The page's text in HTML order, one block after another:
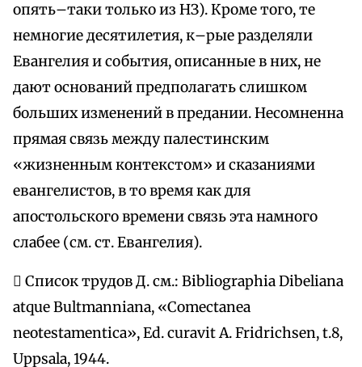
опять–таки только из НЗ). Кроме того, те
немногие десятилетия, к–рые разделяли
Евангелия и события, описанные в них, не
дают оснований предполагать слишком
больших изменений в предании. Несомненна
прямая связь между палестинским
«жизненным контекстом» и сказаниями
евангелистов, в то время как для
апостольского времени связь эта намного
слабее (см. ст. Евангелия).
 Список трудов Д. см.: Bibliographia Dibeliana
atque Bultmanniana, «Comectanea
neotestamentica», Ed. curavit A. Fridrichsen, t.8,
Uppsala, 1944.